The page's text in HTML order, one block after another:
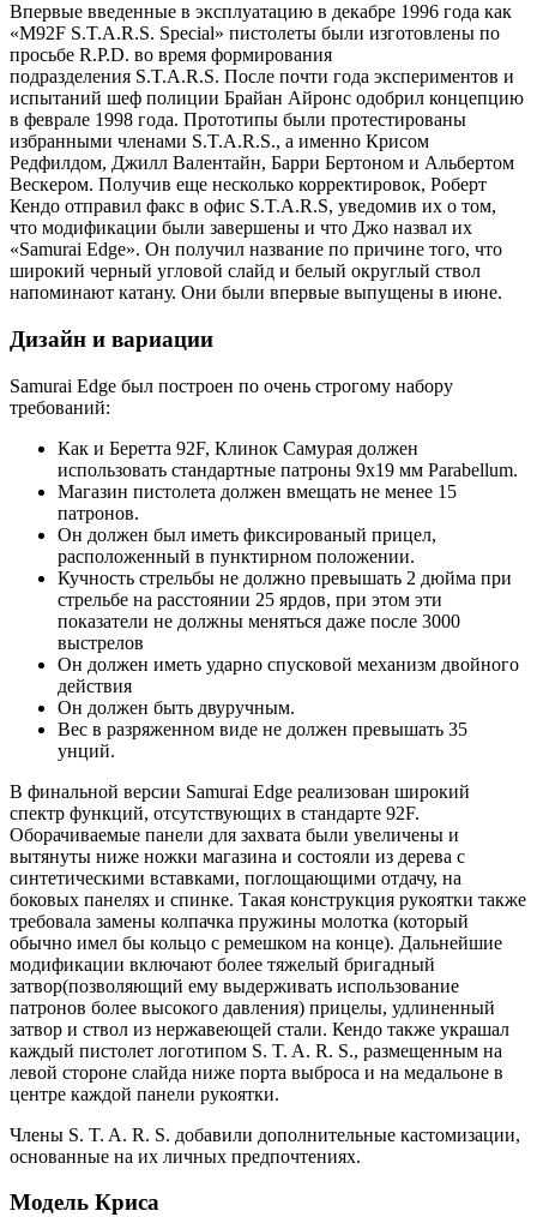
Впервые введенные в эксплуатацию в декабре 1996 года как
«M92F S.T.A.R.S. Special» пистолеты были изготовлены по
просьбе R.P.D. во время формирования
подразделения S.T.A.R.S. После почти года экспериментов и
испытаний шеф полиции Брайан Айронс одобрил концепцию
в феврале 1998 года. Прототипы были протестированы
избранными членами S.T.A.R.S., а именно Крисом
Редфилдом, Джилл Валентайн, Барри Бертоном и Альбертом
Вескером. Получив еще несколько корректировок, Роберт
Кендо отправил факс в офис S.T.A.R.S, уведомив их о том,
что модификации были завершены и что Джо назвал их
«Samurai Edge». Он получил название по причине того, что
широкий черный угловой слайд и белый округлый ствол
напоминают катану. Они были впервые выпущены в июне.
Дизайн и вариации
Samurai Edge был построен по очень строгому набору
требований:
Как и Беретта 92F, Клинок Самурая должен
использовать стандартные патроны 9х19 мм Parabellum.
Магазин пистолета должен вмещать не менее 15
патронов.
Он должен был иметь фиксированый прицел,
расположенный в пунктирном положении.
Кучность стрельбы не должно превышать 2 дюйма при
стрельбе на расстоянии 25 ярдов, при этом эти
показатели не должны меняться даже после 3000
выстрелов
Он должен иметь ударно спусковой механизм двойного
действия
Он должен быть двуручным.
Вес в разряженном виде не должен превышать 35
унций.
В финальной версии Samurai Edge реализован широкий
спектр функций, отсутствующих в стандарте 92F.
Оборачиваемые панели для захвата были увеличены и
вытянуты ниже ножки магазина и состояли из дерева с
синтетическими вставками, поглощающими отдачу, на
боковых панелях и спинке. Такая конструкция рукоятки также
требовала замены колпачка пружины молотка (который
обычно имел бы кольцо с ремешком на конце). Дальнейшие
модификации включают более тяжелый бригадный
затвор(позволяющий ему выдерживать использование
патронов более высокого давления) прицелы, удлиненный
затвор и ствол из нержавеющей стали. Кендо также украшал
каждый пистолет логотипом S. T. A. R. S., размещенным на
левой стороне слайда ниже порта выброса и на медальоне в
центре каждой панели рукоятки.
Члены S. T. A. R. S. добавили дополнительные кастомизации,
основанные на их личных предпочтениях.
Модель Криса